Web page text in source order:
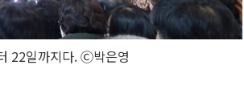
22일까지다. Ⓒ박은영